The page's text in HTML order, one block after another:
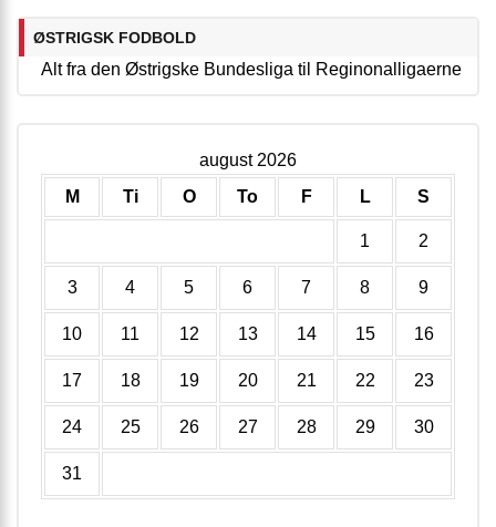
ØSTRIGSK FODBOLD
Alt fra den Østrigske Bundesliga til Reginonalligaerne
august 2026
M
Ti O To F L S
1 2
3 4 5 6 7 8 9
10 11 12 13 14 15 16
17 18 19 20 21 22 23
24 25 26 27 28 29 30
31